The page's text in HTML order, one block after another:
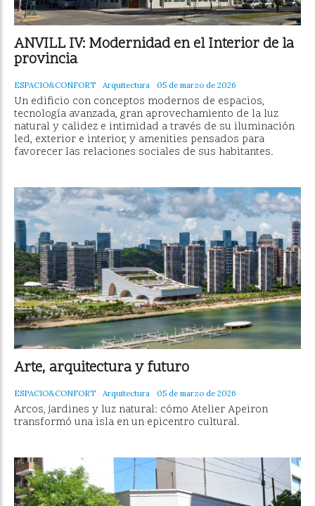
ANVILL IV: Modernidad en el Interior de la
provincia
ESPACIO&CONFORT Arquitectura 05 de marzo de 2026
Un edificio con conceptos modernos de espacios,
tecnología avanzada, gran aprovechamiento de la luz
natural y calidez e intimidad a través de su iluminación
led, exterior e interior, y amenities pensados para
favorecer las relaciones sociales de sus habitantes.
Arte, arquitectura y futuro
ESPACIO&CONFORT Arquitectura 05 de marzo de 2026
Arcos, jardines y luz natural: cómo Atelier Apeiron
transformó una isla en un epicentro cultural.